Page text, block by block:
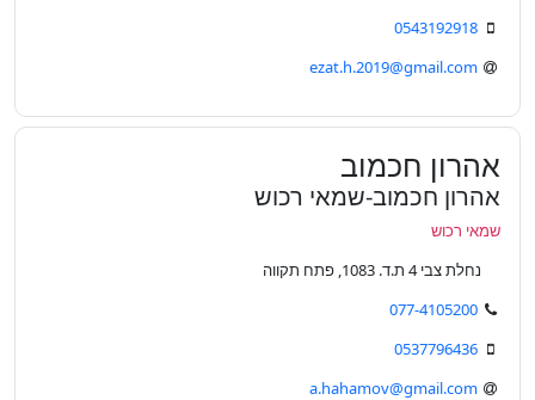
0543192918
ezat.h.2019@gmail.com
אהרון חכמוב
אהרון חכמוב-שמאי רכוש
שמאי רכוש
נחלת צבי 4 ת.ד. 1083, פתח תקווה
077-4105200
0537796436
a.hahamov@gmail.com